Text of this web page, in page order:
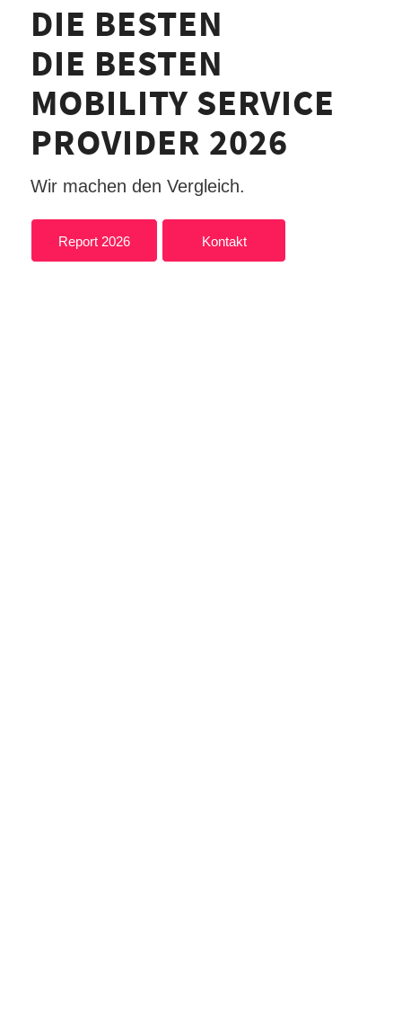
DIE BESTEN
DIE BESTEN
MOBILITY SERVICE
PROVIDER 2026
Wir machen den Vergleich.
Report 2026 Kontakt